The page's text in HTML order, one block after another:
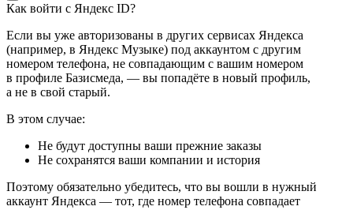
Как войти с Яндекс ID?
Если вы уже авторизованы в других сервисах Яндекса
(например, в Яндекс Музыке) под аккаунтом с другим
номером телефона, не совпадающим с вашим номером
в профиле Базисмеда, — вы попадёте в новый профиль,
а не в свой старый.
В этом случае:
Не будут доступны ваши прежние заказы
Не сохранятся ваши компании и история
Поэтому обязательно убедитесь, что вы вошли в нужный
аккаунт Яндекса — тот, где номер телефона совпадает